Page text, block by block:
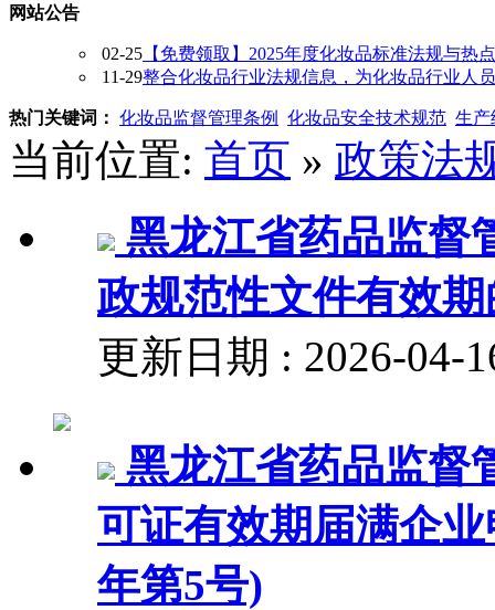
网站公告
02-25 【免费领取】2025年度化妆品标准法规与热
11-29整合化妆品行业法规信息，为化妆品行业人
热门关键词： 化妆品监督管理条例 化妆品安全技术规范 生产
当前位置: 首页 » 政策法
黑龙江省药品监督
政规范性文件有效
更新日期 : 2026-04-
黑龙江省药品监督
可证有效期届满企
年第5号)